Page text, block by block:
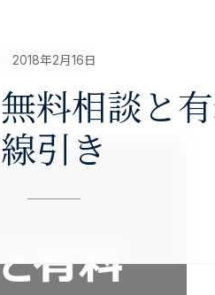
理士事務所
2018年2月16日
無料相談と
線引き